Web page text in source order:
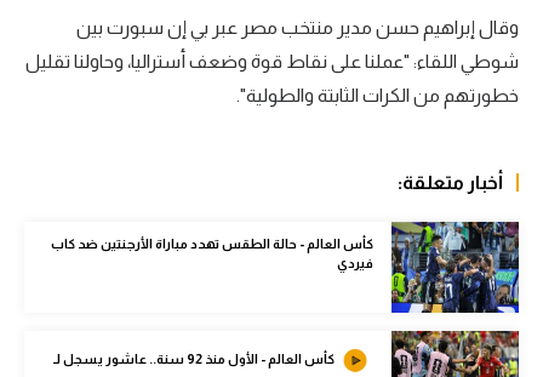
كرة السلة الأمريكية
كرة سلة
الوطن العربي
في المونديال
رياضة نسائية
وقال إبراهيم حسن مدير منتخب مصر عبر بي إن سبورت بين
شوطي اللقاء: "عملنا على نقاط قوة وضعف أستراليا، وحاولنا تقليل
خطورتهم من الكرات الثابتة والطولية".
أخبار متعلقة:
كأس العالم - حالة الطقس تهدد مباراة الأرجنتين ضد كاب
فيردي
كأس العالم - الأول منذ 92 سنة.. عاشور يسجل لـ